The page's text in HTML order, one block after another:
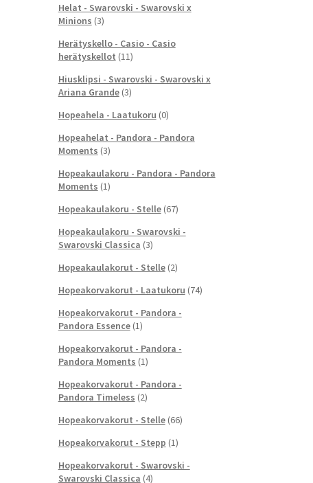
Helat - Swarovski - Swarovski x
Minions (3)
Herätyskello - Casio - Casio
herätyskellot (11)
Hiusklipsi - Swarovski - Swarovski x
Ariana Grande (3)
Hopeahela - Laatukoru (0)
Hopeahelat - Pandora - Pandora
Moments (3)
Hopeakaulakoru - Pandora - Pandora
Moments (1)
Hopeakaulakoru - Stelle (67)
Hopeakaulakoru - Swarovski -
Swarovski Classica (3)
Hopeakaulakorut - Stelle (2)
Hopeakorvakorut - Laatukoru (74)
Hopeakorvakorut - Pandora -
Pandora Essence (1)
Hopeakorvakorut - Pandora -
Pandora Moments (1)
Hopeakorvakorut - Pandora -
Pandora Timeless (2)
Hopeakorvakorut - Stelle (66)
Hopeakorvakorut - Stepp (1)
Hopeakorvakorut - Swarovski -
Swarovski Classica (4)